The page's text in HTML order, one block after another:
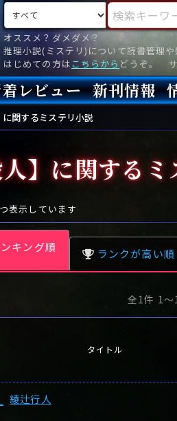
オススメ？ダメダメ？
推理小説(ミステリ)について読書管理
はじめての方は こちらから どうぞ。
検索対象 検索キーワード
お
ほ
ウ エ
オ
ス セ
ソ
ヌ ネ
フ ヘ
ホ
レビュー 新刊情報
に関するミステリ小説
人】に関する
表示しています
キング順 ランクが高い順
全1件 1
タイトル
綾辻行人